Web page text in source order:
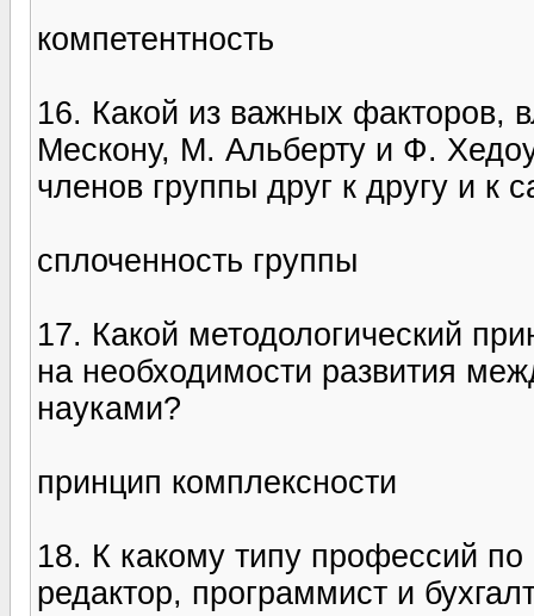
компетентность
16. Какой из важных факторов,
Мескону, М. Альберту и Ф.
членов группы друг к другу и к
сплоченность группы
17. Какой методологический
на необходимости развития
науками?
принцип комплексности
18. К какому типу профессий по
редактор, программист и